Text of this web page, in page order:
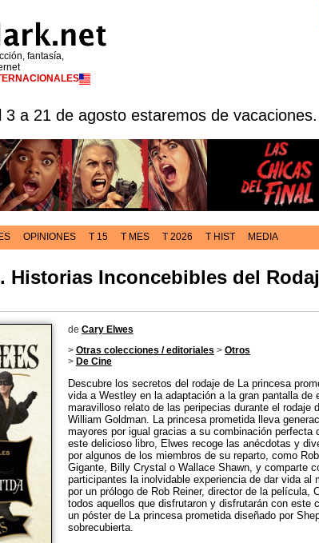
fantasía,
3 a 21 de agosto estaremos de vacaciones.
OPINIONES T 15 T MES T 2026 T HIST MEDIA
Historias Inconcebibles del
de Cary Elwes
> Otras colecciones / editoriales > Otros
> De Cine
Descubre los secretos del rodaje de La princesa
vida a Westley en la adaptación a la gran pantalla de
maravilloso relato de las peripecias durante el rodaje
William Goldman. La princesa prometida lleva
mayores por igual gracias a su combinación
este delicioso libro, Elwes recoge las anécdotas y
por algunos de los miembros de su reparto, como
Gigante, Billy Crystal o Wallace Shawn, y comparte
participantes la inolvidable experiencia de dar vida al
por un prólogo de Rob Reiner, director de la película,
todos aquellos que disfrutaron y disfrutarán con este
un póster de La princesa prometida diseñado por
sobrecubierta.